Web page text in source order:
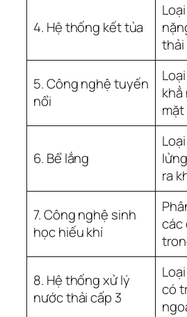
4. Hệ thống kết tủa
thải
5. Công nghệ tuyến
nổi
khẳ
6. Bể lắng
ra
7. Công nghệ sinh
học hiếu khí
các
8. Hệ thống xử lý
nước thải cấp 3
có